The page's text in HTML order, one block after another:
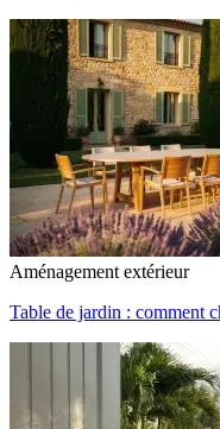
Aménagement extérieur
Table de jardin : comment